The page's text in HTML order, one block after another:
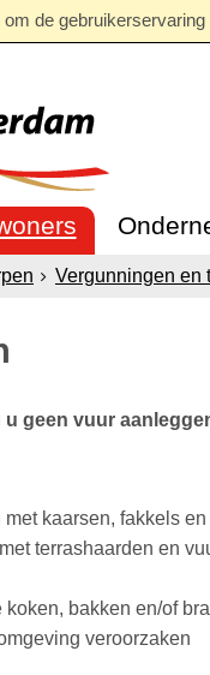
de
Vergunningen en
u geen vuur
kaarsen, fakkels en
terrashaarden en
koken, bakken en/of
veroorzaken